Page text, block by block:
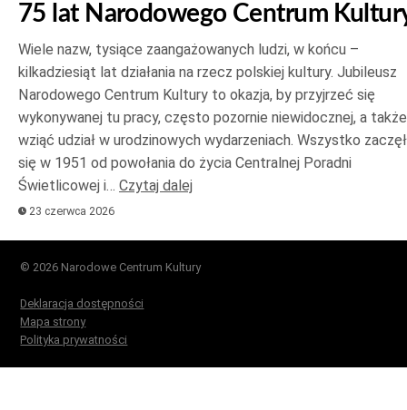
75 lat Narodowego Centrum
Wiele nazw, tysiące zaangażowanych ludzi, w końcu –
kilkadziesiąt lat działania na rzecz polskiej kultury. Jubileusz
Narodowego Centrum Kultury to okazja, by przyjrzeć się
wykonywanej tu pracy, często pozornie niewidocznej, a także
wziąć udział w urodzinowych wydarzeniach. Wszystko
się w 1951 od powołania do życia Centralnej Poradni
Świetlicowej i… Czytaj dalej
23 czerwca 2026
© 2026 Narodowe Centrum Kultury
Deklaracja dostępności
Mapa strony
Polityka prywatności